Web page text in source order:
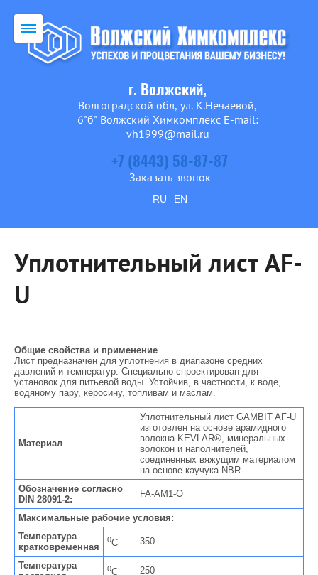
г. Волжский,
Волгоградской обл, ул. К.Нечаевой,
6"б" Волжский Химкомплекс E-mail:
vh1999@mail.ru
+7 (8443) 58-87-87
Заказать звонок
RU EN
Уплотнительный лист AF-
U
Общие свойства и применение
Лист предназначен для уплотнения в диапазоне средних
давлений и температур. Специально спроектирован для
установок для питьевой воды. Устойчив, в частности, к воде,
водяному пару, керосину, топливам и маслам.
Материал
Уплотнительный лист GAMBIT AF-U
изготовлен на основе арамидного
волокна KEVLAR®, минеральных
волокон и наполнителей,
соединенных вяжущим материалом
на основе каучука NBR.
Обозначение согласно
DIN 28091-2:
FA-AM1-O
Максимальные рабочие условия:
Температура
кратковременная
0C 350
Температура
0C 250